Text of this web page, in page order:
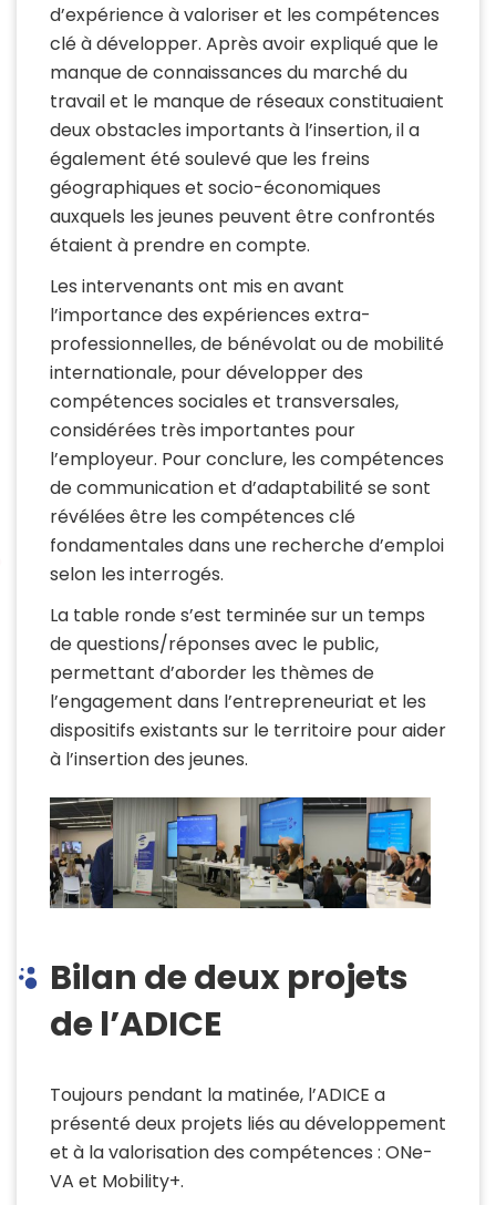
d’expérience à valoriser et les compétences
clé à développer. Après avoir expliqué que le
manque de connaissances du marché du
travail et le manque de réseaux constituaient
deux obstacles importants à l’insertion, il a
également été soulevé que les freins
géographiques et socio-économiques
auxquels les jeunes peuvent être confrontés
étaient à prendre en compte.
Les intervenants ont mis en avant
l’importance des expériences extra-
professionnelles, de bénévolat ou de mobilité
internationale, pour développer des
compétences sociales et transversales,
considérées très importantes pour
l’employeur. Pour conclure, les compétences
de communication et d’adaptabilité se sont
révélées être les compétences clé
fondamentales dans une recherche d’emploi
selon les interrogés.
La table ronde s’est terminée sur un temps
de questions/réponses avec le public,
permettant d’aborder les thèmes de
l’engagement dans l’entrepreneuriat et les
dispositifs existants sur le territoire pour aider
à l’insertion des jeunes.
Bilan de deux projets
de l’ADICE
Toujours pendant la matinée, l’ADICE a
présenté deux projets liés au développement
et à la valorisation des compétences : ONe-
VA et Mobility+.